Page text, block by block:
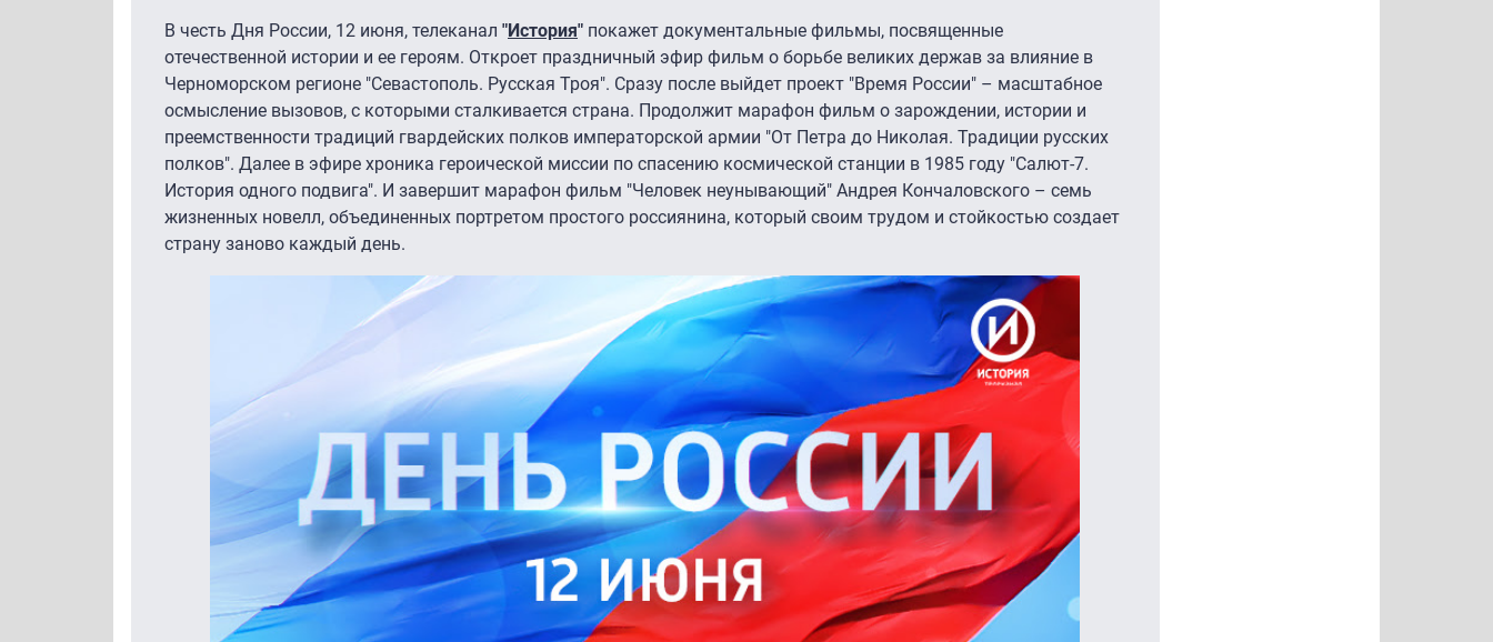
В честь Дня России, 12 июня, телеканал "История" покажет документальные фильмы, посвященные
отечественной истории и ее героям. Откроет праздничный эфир фильм о борьбе великих держав за влияние в
Черноморском регионе "Севастополь. Русская Троя". Сразу после выйдет проект "Время России" – масштабное
осмысление вызовов, с которыми сталкивается страна. Продолжит марафон фильм о зарождении, истории и
преемственности традиций гвардейских полков императорской армии "От Петра до Николая. Традиции русских
полков". Далее в эфире хроника героической миссии по спасению космической станции в 1985 году "Салют-7.
История одного подвига". И завершит марафон фильм "Человек неунывающий" Андрея Кончаловского – семь
жизненных новелл, объединенных портретом простого россиянина, который своим трудом и стойкостью создает
страну заново каждый день.